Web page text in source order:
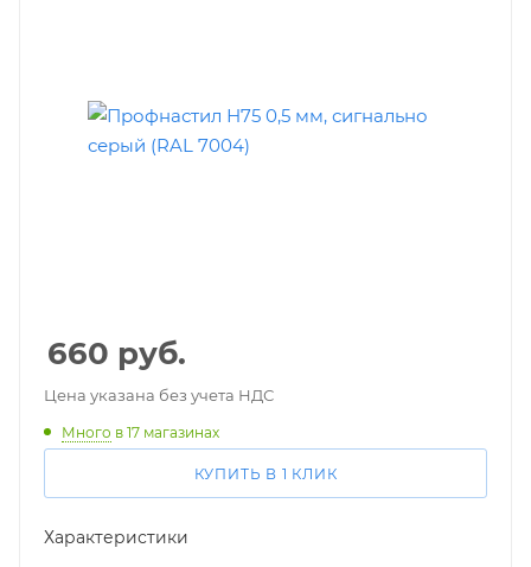
660 руб.
Цена указана без учета НДС
Много в 17 магазинах
КУПИТЬ В 1 КЛИК
Характеристики